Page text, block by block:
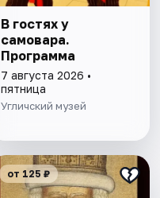
В гостях у
самовара.
Программа
7 августа 2026 •
пятница
Угличский музей
от 125 ₽